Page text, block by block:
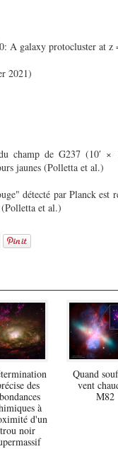
A galaxy protocluster at
2021)
champ de G237 (10′ ×
jaunes (Polletta et al.)
détecté par Planck est
(Polletta et al.)
des
à
d'un
trou noir
Quand
vent
M82